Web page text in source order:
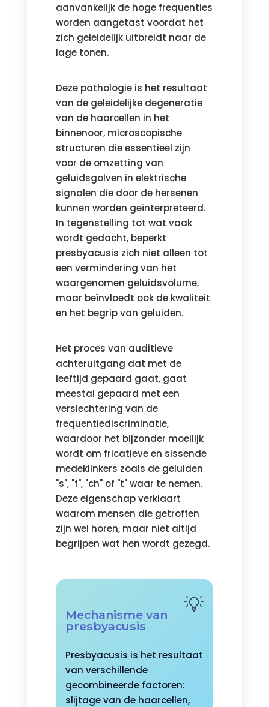
aanvankelijk de hoge frequenties
worden aangetast voordat het
zich geleidelijk uitbreidt naar de
lage tonen.
Deze pathologie is het resultaat
van de geleidelijke degeneratie
van de haarcellen in het
binnenoor, microscopische
structuren die essentieel zijn
voor de omzetting van
geluidsgolven in elektrische
signalen die door de hersenen
kunnen worden geïnterpreteerd.
In tegenstelling tot wat vaak
wordt gedacht, beperkt
presbyacusis zich niet alleen tot
een vermindering van het
waargenomen geluidsvolume,
maar beïnvloedt ook de kwaliteit
en het begrip van geluiden.
Het proces van auditieve
achteruitgang dat met de
leeftijd gepaard gaat, gaat
meestal gepaard met een
verslechtering van de
frequentiediscriminatie,
waardoor het bijzonder moeilijk
wordt om fricatieve en sissende
medeklinkers zoals de geluiden
"s", "f", "ch" of "t" waar te nemen.
Deze eigenschap verklaart
waarom mensen die getroffen
zijn wel horen, maar niet altijd
begrijpen wat hen wordt gezegd.
Mechanisme van
presbyacusis
Presbyacusis is het resultaat
van verschillende
gecombineerde factoren:
slijtage van de haarcellen,